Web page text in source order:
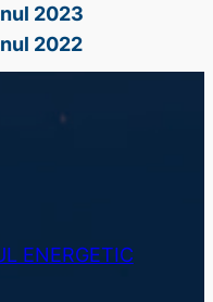
2023
2022
ENERGETIC